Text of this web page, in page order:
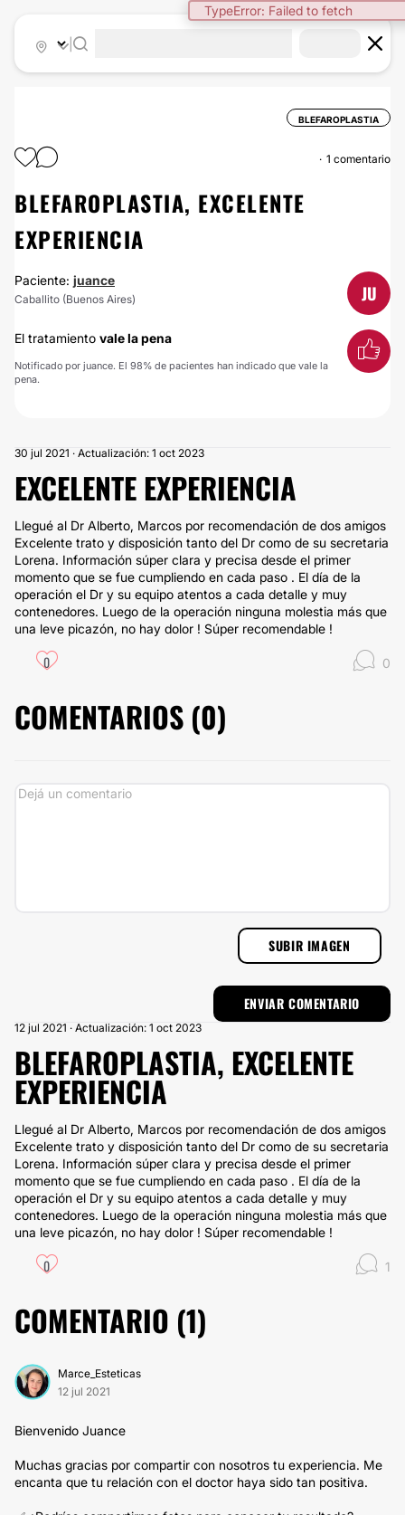
TypeError: Failed to fetch
BLEFAROPLASTIA
1 comentario
BLEFAROPLASTIA, EXCELENTE
EXPERIENCIA
Paciente: juance
Caballito (Buenos Aires) JU
El tratamiento vale la pena
Notificado por juance. El 98% de pacientes han indicado que vale la
pena.
30 jul 2021 · Actualización: 1 oct 2023
EXCELENTE EXPERIENCIA
Llegué al Dr Alberto, Marcos por recomendación de dos amigos
Excelente trato y disposición tanto del Dr como de su secretaria
Lorena. Información súper clara y precisa desde el primer
momento que se fue cumpliendo en cada paso . El día de la
operación el Dr y su equipo atentos a cada detalle y muy
contenedores. Luego de la operación ninguna molestia más que
una leve picazón, no hay dolor ! Súper recomendable !
0 0
COMENTARIOS (0)
SUBIR IMAGEN
12 jul 2021 · Actualización: 1 oct 2023
BLEFAROPLASTIA, EXCELENTE
EXPERIENCIA
Llegué al Dr Alberto, Marcos por recomendación de dos amigos
Excelente trato y disposición tanto del Dr como de su secretaria
Lorena. Información súper clara y precisa desde el primer
momento que se fue cumpliendo en cada paso . El día de la
operación el Dr y su equipo atentos a cada detalle y muy
contenedores. Luego de la operación ninguna molestia más que
una leve picazón, no hay dolor ! Súper recomendable !
0 1
COMENTARIO (1)
Marce_Esteticas
12 jul 2021
Bienvenido Juance
Muchas gracias por compartir con nosotros tu experiencia. Me
encanta que tu relación con el doctor haya sido tan positiva.